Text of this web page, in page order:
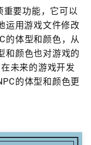
重要功能，它可以
运用游戏文件修改
的体型和颜色，从
和颜色也对游戏的
未来的游戏开发
的体型和颜色更